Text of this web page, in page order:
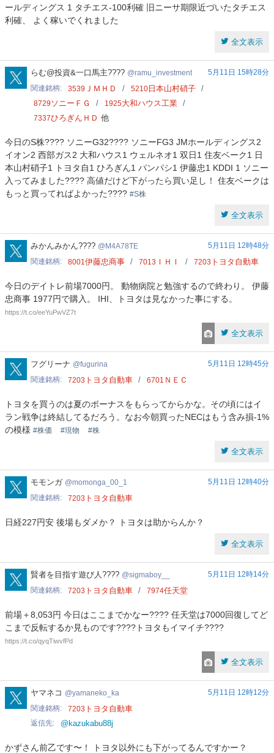
ールディングス 1 タチエス-100利確 旧ニーサ期限近づいたタチエス
利確、 よく稼いでくれました
全文表示
ramu_investment
らむ@投資&一口馬主???? ramu_investment
5月11日 15時28分
関連銘柄
3539 ＪＭＨＤ 5210 日本山村硝子
8729 ソニーＦＧ 1925大和ハウス工業
7337ひろぎんＨＤ 他
今日のS株???? ソニーG32???? ソニーFG3 JMホールディングス2
イオン2 西部ガス2 大和ハウス1 ウェルネオ1 双日1 住友ベーク1 日
本山村硝子1 トヨタ自1 ひろぎん1 パンパシ1 伊藤忠1 KDDI 1 ソニー
入ってみました???? 高値だけど下がったら買い足し！ 住友ベークは
もっと買ってればよかった???? #S株
全文表示
M4A78TE
みかんみかん???? M4A78TE
5月11日 12時48分
関連銘柄
8001伊藤忠商事 7013 ＩＨＩ 7203 トヨタ自動車
今日のデイトレ前場7000円。 動物病院と勉強するので終わり。 伊藤
忠商事 1977円で購入。 IHI、トヨタは見なかった事にする。
https://t.co/eeYuPwVZ7t
全文表示
fugurina
フグリーナ fugurina
5月11日 12時45分
関連銘柄
7203 トヨタ自動車 6701 ＮＥＣ
トヨタを買うのは夏のボーナスをもらってからかな。その頃にはイ
ラン戦争は終結してるだろう。なお今朝買ったNECはもう含み損-1%
の模様 #株価 #現物 #株
全文表示
momonga_00_1
モモンガ momonga_00_1
5月11日 12時40分
関連銘柄
7203 トヨタ自動車
日経227円安 後場もダメか？ トヨタは助からんか？
全文表示
sigmaboy__
賢者を目指す遊び人???? sigmaboy__
5月11日 12時14分
関連銘柄
7203 トヨタ自動車 7974任天堂
前場＋8,053円 今日はここまでかなー???? 任天堂は7000回復してど
こまで反転するか見ものです????トヨタもイマイチ????
https://t.co/qyqTiwvfPd
全文表示
yamaneko_ka
ヤマネコ yamaneko_ka
5月11日 12時12分
関連銘柄
7203 トヨタ自動車
返信先 @kazukabu88j
かずさん前乙です〜！ トヨタ以外にも下がってるんですかー？